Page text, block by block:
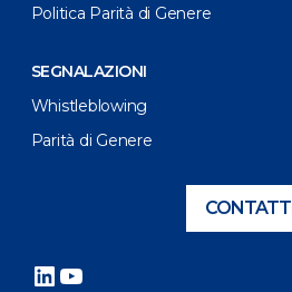
Politica Parità di Genere
SEGNALAZIONI
Whistleblowing
Parità di Genere
CONTATTI
LinkedIn
YouTube